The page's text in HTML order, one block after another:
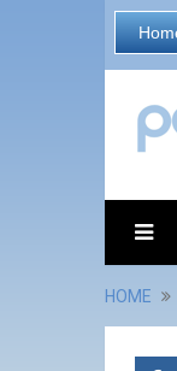
HOME